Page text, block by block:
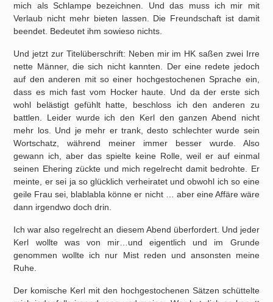
mich als Schlampe bezeichnen. Und das muss ich mir mit
Verlaub nicht mehr bieten lassen. Die Freundschaft ist damit
beendet. Bedeutet ihm sowieso nichts.
Und jetzt zur Titelüberschrift: Neben mir im HK saßen zwei Irre
nette Männer, die sich nicht kannten. Der eine redete jedoch
auf den anderen mit so einer hochgestochenen Sprache ein,
dass es mich fast vom Hocker haute. Und da der erste sich
wohl belästigt gefühlt hatte, beschloss ich den anderen zu
battlen. Leider wurde ich den Kerl den ganzen Abend nicht
mehr los. Und je mehr er trank, desto schlechter wurde sein
Wortschatz, während meiner immer besser wurde. Also
gewann ich, aber das spielte keine Rolle, weil er auf einmal
seinen Ehering zückte und mich regelrecht damit bedrohte. Er
meinte, er sei ja so glücklich verheiratet und obwohl ich so eine
geile Frau sei, blablabla könne er nicht … aber eine Affäre wäre
dann irgendwo doch drin.
Ich war also regelrecht an diesem Abend überfordert. Und jeder
Kerl wollte was von mir…und eigentlich und im Grunde
genommen wollte ich nur Mist reden und ansonsten meine
Ruhe.
Der komische Kerl mit den hochgestochenen Sätzen schüttelte